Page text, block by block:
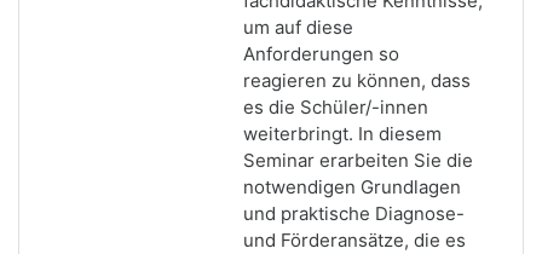
um auf diese
Anforderungen so
reagieren zu können, dass
es die Schüler/-innen
weiterbringt. In diesem
Seminar erarbeiten Sie die
notwendigen Grundlagen
und praktische Diagnose-
und Förderansätze, die es